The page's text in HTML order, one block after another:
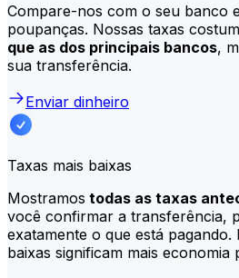
Compare-nos com o seu banco
poupanças. Nossas taxas
que as dos principais bancos,
sua transferência.
Enviar dinheiro
Taxas mais baixas
Mostramos todas as taxas
você confirmar a transferência,
exatamente o que está pagando.
baixas significam mais economia